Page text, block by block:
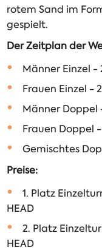
rotem Sand im
gespielt.
Der Zeitplan der
Männer Einzel -
Frauen Einzel -
Männer Doppel
Frauen Doppel
Gemischtes
Preise:
1. Platz
HEAD
2. Platz
HEAD